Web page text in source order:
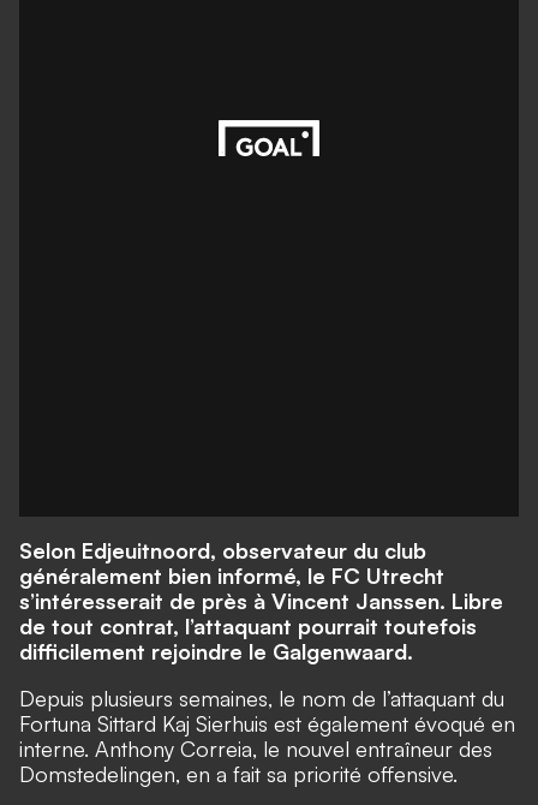
Selon Edjeuitnoord, observateur du club
généralement bien informé, le FC Utrecht
s’intéresserait de près à Vincent Janssen. Libre
de tout contrat, l’attaquant pourrait toutefois
difficilement rejoindre le Galgenwaard.
Depuis plusieurs semaines, le nom de l’attaquant du
Fortuna Sittard Kaj Sierhuis est également évoqué en
interne. Anthony Correia, le nouvel entraîneur des
Domstedelingen, en a fait sa priorité offensive.